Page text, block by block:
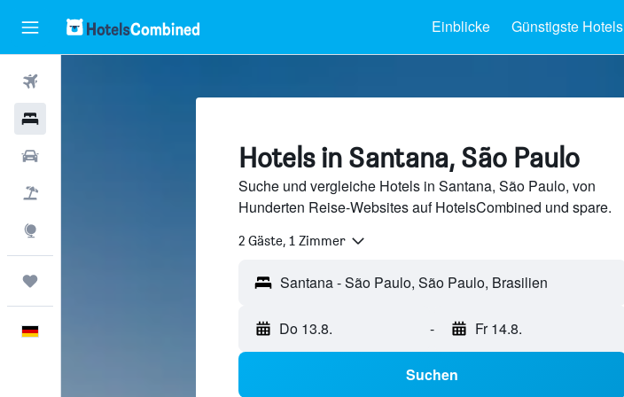
Einblicke Günstigste Hotels
Hotels in Santana, São Paulo
Suche und vergleiche Hotels in Santana, São Paulo, von
Hunderten Reise-Websites auf HotelsCombined und spare.
2 Gäste, 1 Zimmer
Do 13.8. - Fr 14.8.
Suchen